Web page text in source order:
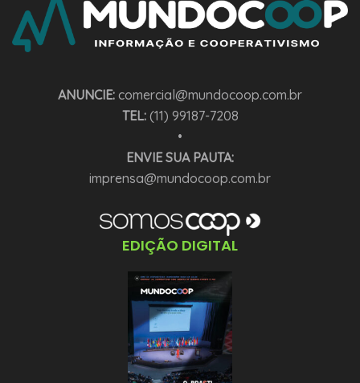
ANUNCIE: comercial@mundocoop.com.br
TEL:(11) 99187-7208
•
ENVIE SUA PAUTA:
imprensa@mundocoop.com.br
EDIÇÃO DIGITAL